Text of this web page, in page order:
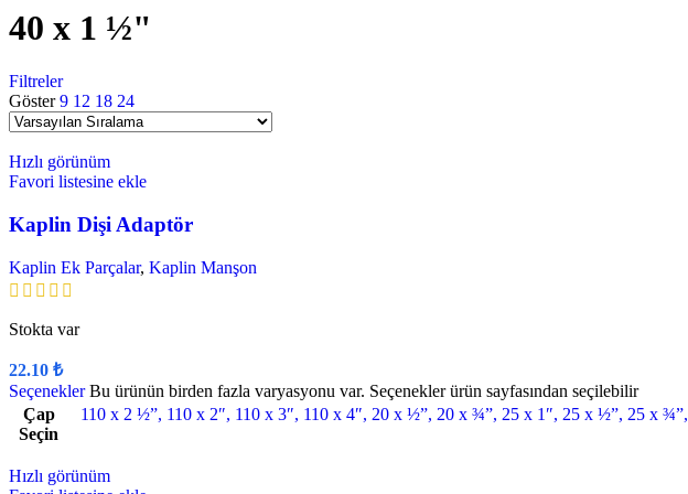
40 x 1 ½"
Filtreler
Göster9 12 18 24
Hızlı görünüm
Favori listesine ekle
Kaplin Dişi Adaptör
Kaplin Ek Parçalar, Kaplin Manşon
Stokta var
22.10 ₺
Seçenekler Bu ürünün birden fazla varyasyonu var. Seçenekler ürün sayfasından seçilebilir
Çap
Seçin
110 x 2 ½”, 110 x 2″, 110 x 3″, 110 x 4″, 20 x ½”, 20 x ¾”, 25 x 1″, 25 x ½”, 25 x ¾”,
Hızlı görünüm